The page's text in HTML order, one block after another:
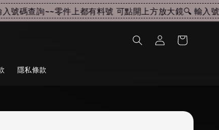
碼查詢~~零件上都有料號 可點開上方放大鏡🔍 輸入號
隱私條款